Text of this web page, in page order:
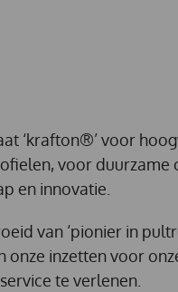
‘krafton®’ voor
voor duurzame
en innovatie.
van ‘pionier in
onze inzetten voor
te verlenen.